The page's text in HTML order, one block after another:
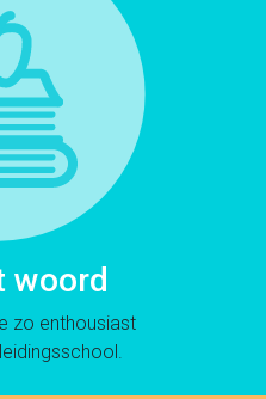
woord
zo enthousiast